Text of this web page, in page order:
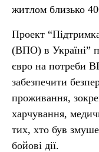
житлом близько
Проект
(ВПО) в Україні”
євро на потреби
забезпечити
проживання,
харчування,
тих, хто був
бойові дії.